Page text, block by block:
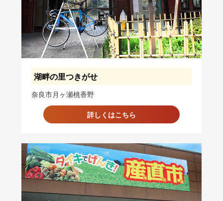
湖畔の里つきがせ
奈良市月ヶ瀬桃香野
詳しくはこちら